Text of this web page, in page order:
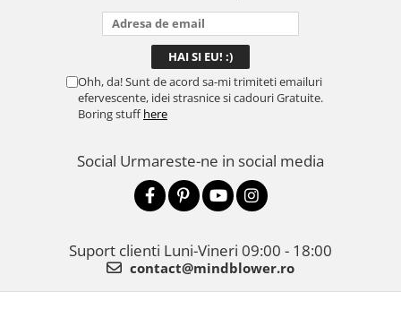
Ohh, da! Sunt de acord sa-mi trimiteti emailuri
efervescente, idei strasnice si cadouri Gratuite.
Boring stuffhere
Social Urmareste-ne in social media
Suport clienti Luni-Vineri 09:00 - 18:00
contact@mindblower.ro